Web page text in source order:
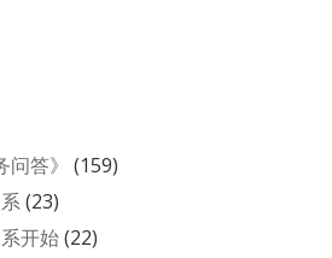
问答》 (159)
(23)
开始(22)